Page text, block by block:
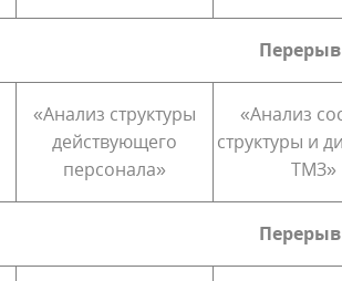
Перерыв
«Анализ структуры
действующего
персонала»
«Анализ
структуры и
ТМЗ»
Перерыв